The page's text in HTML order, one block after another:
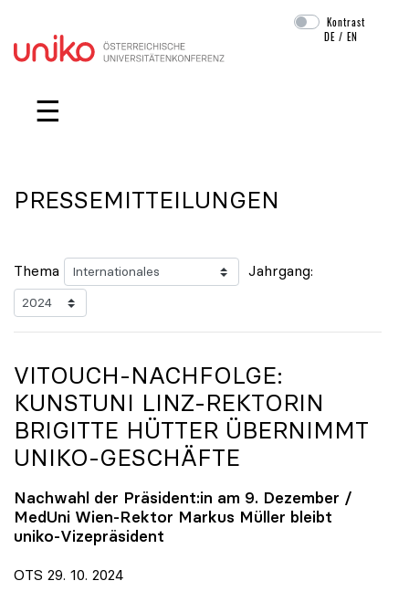
Navigation überspringen
Kontrast
DE /EN
☰
PRESSEMITTEILUNGEN
Thema Jahrgang:
VITOUCH-NACHFOLGE:
KUNSTUNI LINZ-REKTORIN
BRIGITTE HÜTTER ÜBERNIMMT
UNIKO-GESCHÄFTE
Nachwahl der Präsident:in am 9. Dezember /
MedUni Wien-Rektor Markus Müller bleibt
uniko-Vizepräsident
OTS 29. 10. 2024